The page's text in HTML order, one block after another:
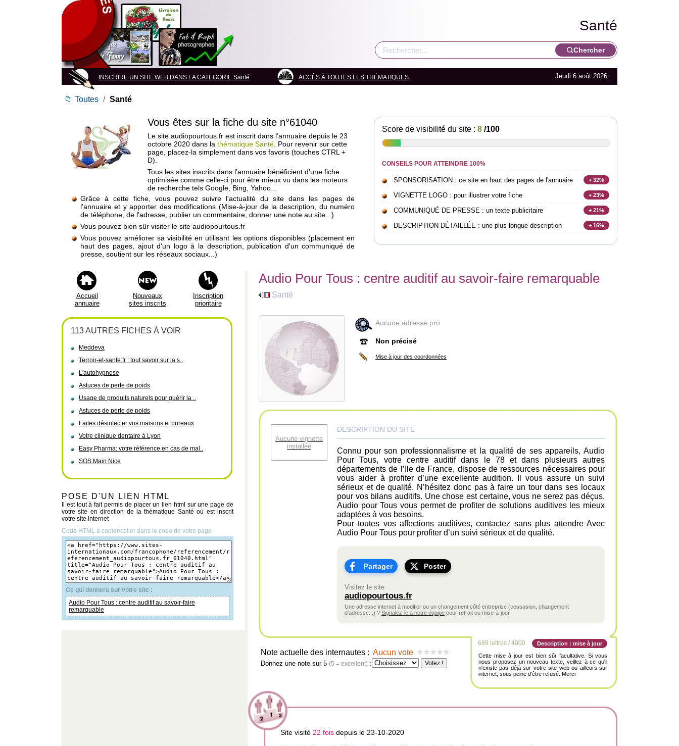
Santé
Chercher
INSCRIRE UN SITE WEB DANS LA CATEGORIE Santé ACCÈS À TOUTES LES THÉMATIQUES Jeudi 6 août 2026
📁 Toutes / Santé
Vous êtes sur la fiche du site n°61040
Le site audiopourtous.fr est inscrit dans l'annuaire depuis le 23
octobre 2020 dans la thématique Santé . Pour revenir sur cette
page, placez-la simplement dans vos favoris (touches CTRL +
D).
Tous les sites inscrits dans l'annuaire bénéficient d'une fiche
optimisée comme celle-ci pour être mieux vu dans les moteurs
de recherche tels Google, Bing, Yahoo...
Grâce à cette fiche, vous pouvez suivre l'actualité du site dans les pages de
l'annuaire et y apporter des modifications (Mise-à-jour de la description, du numéro
de téléphone, de l'adresse, publier un commentaire, donner une note au site...)
Vous pouvez bien sûr visiter le site audiopourtous.fr
Vous pouvez améliorer sa visibilité en utilisant les options disponibles (placement en
haut des pages, ajout d'un logo à la description, publication d'un communiqué de
presse, soutient sur les réseaux sociaux...)
Score de visibilité du site : 8 /100
CONSEILS POUR ATTEINDRE 100%
SPONSORISATION : ce site en haut des pages de l'annuaire + 32%
VIGNETTE LOGO : pour illustrer votre fiche + 23%
COMMUNIQUÉ DE PRESSE : un texte publicitaire + 21%
DESCRIPTION DÉTAILLÉE : une plus longue description + 16%
Accueil
annuaire
Nouveaux
sites inscrits
Inscription
prioritaire
113 AUTRES FICHES À VOIR
Meddeva
Terroir-et-sante.fr : tout savoir sur la s..
L'autohypnose
Astuces de perte de poids
Usage de produits naturels pour guérir la ..
Astuces de perte de poids
Faites désinfecter vos maisons et bureaux
Votre clinique dentaire à Lyon
Easy Pharma: votre référence en cas de mal..
SOS Main Nice
POSE D'UN LIEN HTML
Il est tout à fait permis de placer un lien html sur une page de
votre site en direction de la thématique Santé où est inscrit
votre site internet
Code HTML à copier/coller dans le code de votre page
Ce qui donnera sur votre site :
Audio Pour Tous : centre auditif au savoir-faire
remarquable
Audio Pour Tous : centre auditif au savoir-faire remarquable
Santé
Aucune adresse pro
Non précisé
Mise à jour des coordonnées
Aucune vignette
installée
DESCRIPTION DU SITE
Connu pour son professionnalisme et la qualité de ses appareils, Audio
Pour Tous, votre centre auditif dans le 78 et dans plusieurs autres
départements de l’Ile de France, dispose de ressources nécessaires pour
vous aider à profiter d’une excellente audition. Il vous assure un suivi
sérieux et de qualité. N’hésitez donc pas à faire un tour dans ses locaux
pour vos bilans auditifs. Une chose est certaine, vous ne serez pas déçus.
Audio pour Tous vous permet de profiter de solutions auditives les mieux
adaptées à vos besoins.
Pour toutes vos affections auditives, contactez sans plus attendre Avec
Audio Pour Tous pour profiter d’un suivi sérieux et de qualité.
Partager Poster
Visitez le site
audiopourtous.fr
Une adresse internet à modifier ou un changement côté entreprise (cessasion, changement
d'adresse...) ? Signalez-le à notre équipe pour retrait ou mise-à-jour
Note actuelle des internautes : Aucun vote
Donnez une note sur 5 (5 = excellent) :
689 lettres / 4000
Description : mise à jour
Cette mise à jour est bien sûr facultative. Si vous
nous proposez un nouveau texte, veillez à ce qu'il
n'existe pas déjà sur votre site web ou ailleurs sur
internet, sous peine d'être refusé. Merci
Site visité 22 fois depuis le 23-10-2020